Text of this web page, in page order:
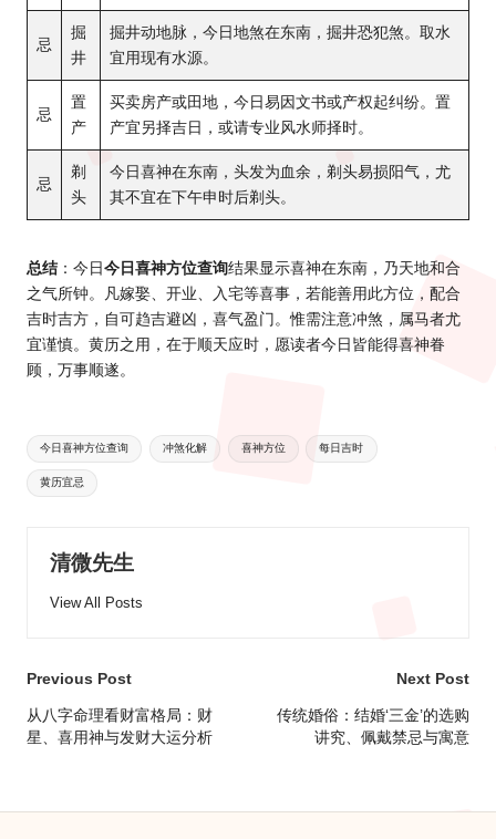
忌
掘
井
掘井动地脉，今日地煞在东南，掘井恐犯煞。取水
宜用现有水源。
忌
置
产
买卖房产或田地，今日易因文书或产权起纠纷。置
产宜另择吉日，或请专业风水师择时。
忌
剃
头
今日喜神在东南，头发为血余，剃头易损阳气，尤
其不宜在下午申时后剃头。
总结 ：今日 今日喜神方位查询结果显示喜神在东南，乃天地和合
之气所钟。凡嫁娶、开业、入宅等喜事，若能善用此方位，配合
吉时吉方，自可趋吉避凶，喜气盈门。惟需注意冲煞，属马者尤
宜谨慎。黄历之用，在于顺天应时，愿读者今日皆能得喜神眷
顾，万事顺遂。
Tags:
今日喜神方位查询 冲煞化解 喜神方位 每日吉时
黄历宜忌
清微先生
View All Posts
Post
navigation
Previous Post
从八字命理看财富格局：财
星、喜用神与发财大运分析
Next Post
传统婚俗：结婚‘三金’的选购
讲究、佩戴禁忌与寓意